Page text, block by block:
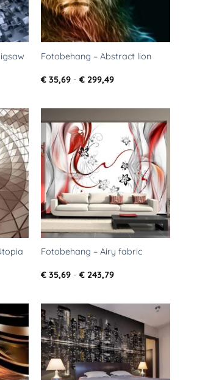
Fotobehang – Abstract lion
€35,69 - €299,49Prijsklasse:
Toevoegen
aan
verlanglijst
Fotobehang – Airy fabric
€35,69 - €243,79Prijsklasse:
Toevoegen
aan
verlanglijst